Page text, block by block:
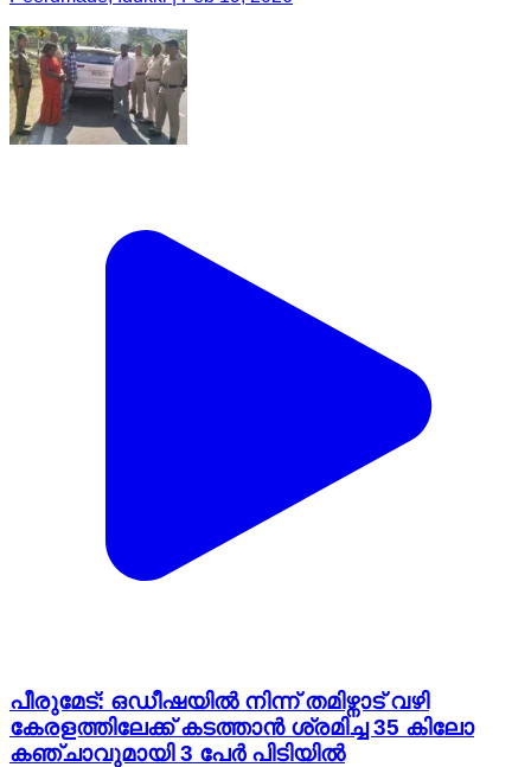
പീരുമേട്: ഒഡീഷയിൽ നിന്ന് തമിഴ്നാട് വഴി
കേരളത്തിലേക്ക് കടത്താൻ ശ്രമിച്ച 35 കിലോ
കഞ്ചാവുമായി 3 പേർ പിടിയിൽ